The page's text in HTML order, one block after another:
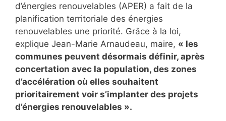
d’énergies renouvelables (APER) a fait de la
planification territoriale des énergies
renouvelables une priorité. Grâce à la loi,
explique Jean-Marie Arnaudeau, maire, « les
communes peuvent désormais définir, après
concertation avec la population, des zones
d’accélération où elles souhaitent
prioritairement voir s’implanter des projets
d’énergies renouvelables ».